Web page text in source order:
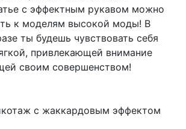
с эффектным рукавом можно
к моделям высокой моды! В
ты будешь чувствовать себя
привлекающей внимание
своим совершенством!
с жаккардовым эффектом